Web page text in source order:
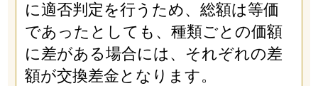
に適否判定を行うため、総額は等価
であったとしても、種類ごとの価額
に差がある場合には、それぞれの差
額が交換差金となります。